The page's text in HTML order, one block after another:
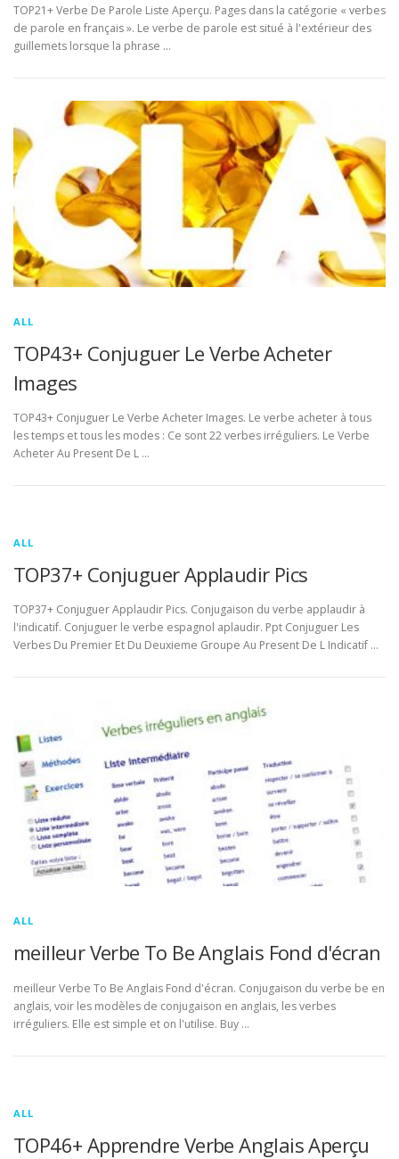
TOP21+ Verbe De Parole Liste Aperçu. Pages dans la catégorie « verbes
de parole en français ». Le verbe de parole est situé à l'extérieur des
guillemets lorsque la phrase …
ALL
TOP43+ Conjuguer Le Verbe Acheter
Images
TOP43+ Conjuguer Le Verbe Acheter Images. Le verbe acheter à tous
les temps et tous les modes : Ce sont 22 verbes irréguliers. Le Verbe
Acheter Au Present De L …
ALL
TOP37+ Conjuguer Applaudir Pics
TOP37+ Conjuguer Applaudir Pics. Conjugaison du verbe applaudir à
l'indicatif. Conjuguer le verbe espagnol aplaudir. Ppt Conjuguer Les
Verbes Du Premier Et Du Deuxieme Groupe Au Present De L Indicatif …
ALL
meilleur Verbe To Be Anglais Fond d'écran
meilleur Verbe To Be Anglais Fond d'écran. Conjugaison du verbe be en
anglais, voir les modèles de conjugaison en anglais, les verbes
irréguliers. Elle est simple et on l'utilise. Buy …
ALL
TOP46+ Apprendre Verbe Anglais Aperçu